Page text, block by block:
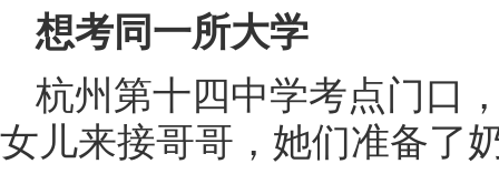
想考同一所大学
杭州第十四中学考点门口
女儿来接哥哥，她们准备了